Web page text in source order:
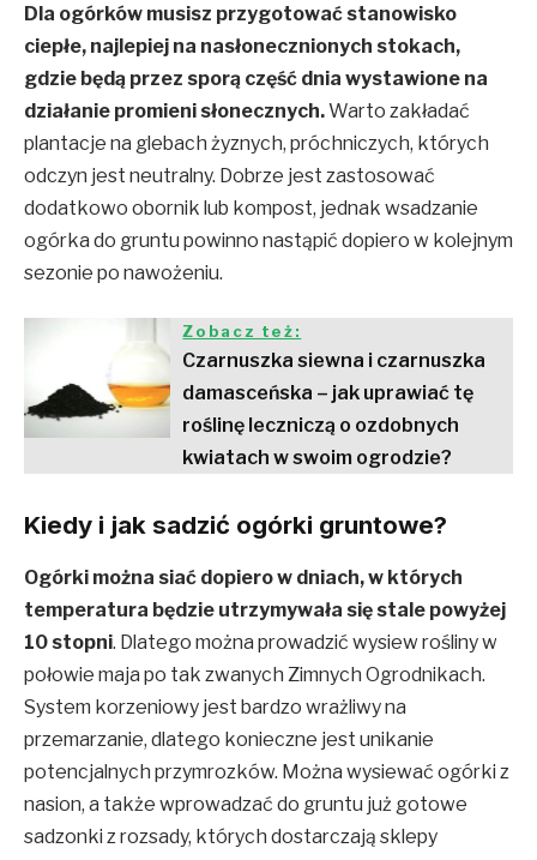
Dla ogórków musisz przygotować stanowisko
ciepłe, najlepiej na nasłonecznionych stokach,
gdzie będą przez sporą część dnia wystawione na
działanie promieni słonecznych.Warto zakładać
plantacje na glebach żyznych, próchniczych, których
odczyn jest neutralny. Dobrze jest zastosować
dodatkowo obornik lub kompost, jednak wsadzanie
ogórka do gruntu powinno nastąpić dopiero w kolejnym
sezonie po nawożeniu.
Zobacz też:
Czarnuszka siewna i czarnuszka
damasceńska – jak uprawiać tę
roślinę leczniczą o ozdobnych
kwiatach w swoim ogrodzie?
Kiedy i jak sadzić ogórki gruntowe?
Ogórki można siać dopiero w dniach, w których
temperatura będzie utrzymywała się stale powyżej
10 stopni. Dlatego można prowadzić wysiew rośliny w
połowie maja po tak zwanych Zimnych Ogrodnikach.
System korzeniowy jest bardzo wrażliwy na
przemarzanie, dlatego konieczne jest unikanie
potencjalnych przymrozków. Można wysiewać ogórki z
nasion, a także wprowadzać do gruntu już gotowe
sadzonki z rozsady, których dostarczają sklepy